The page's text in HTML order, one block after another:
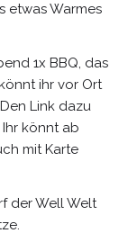
etwas Warmes
1x BBQ, das
ihr vor Ort
Link dazu
könnt ab
mit Karte
der Well Welt